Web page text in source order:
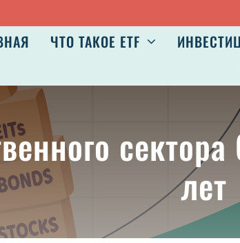
ЧТО ТАКОЕ ETF
лет